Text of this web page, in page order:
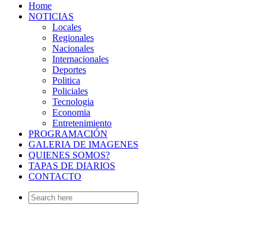
Home
NOTICIAS
Locales
Regionales
Nacionales
Internacionales
Deportes
Politica
Policiales
Tecnologia
Economia
Entretenimiento
PROGRAMACIÓN
GALERIA DE IMAGENES
QUIENES SOMOS?
TAPAS DE DIARIOS
CONTACTO
Search
for: